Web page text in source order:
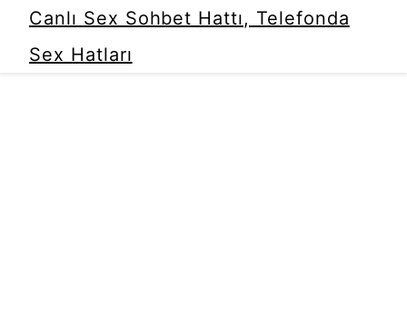
Canlı Sex Sohbet Hattı, Telefonda
Sex Hatları